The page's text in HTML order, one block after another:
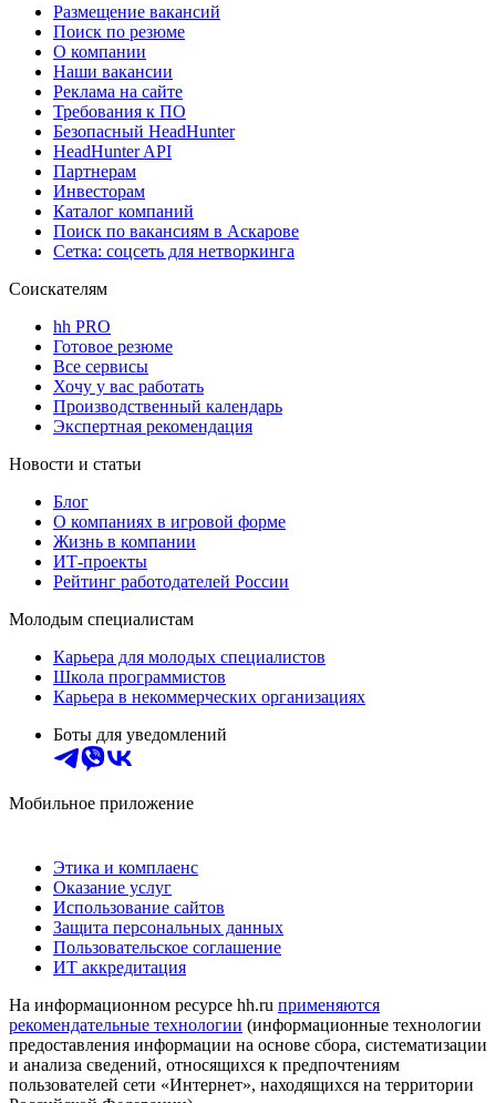
Размещение вакансий
Поиск по резюме
О компании
Наши вакансии
Реклама на сайте
Требования к ПО
Безопасный HeadHunter
HeadHunter API
Партнерам
Инвесторам
Каталог компаний
Поиск по вакансиям в Аскарове
Сетка: соцсеть для нетворкинга
Соискателям
hh PRO
Готовое резюме
Все сервисы
Хочу у вас работать
Производственный календарь
Экспертная рекомендация
Новости и статьи
Блог
О компаниях в игровой форме
Жизнь в компании
ИТ-проекты
Рейтинг работодателей России
Молодым специалистам
Карьера для молодых специалистов
Школа программистов
Карьера в некоммерческих организациях
Боты для уведомлений
Мобильное приложение
Этика и комплаенс
Оказание услуг
Использование сайтов
Защита персональных данных
Пользовательское соглашение
ИТ аккредитация
На информационном ресурсе hh.ru применяются
рекомендательные технологии (информационные технологии
предоставления информации на основе сбора, систематизации
и анализа сведений, относящихся к предпочтениям
пользователей сети «Интернет», находящихся на территории